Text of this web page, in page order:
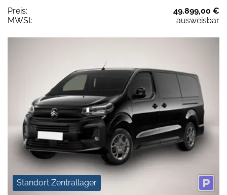
Preis:
49.899,00 €
MWSt:
ausweisbar
Standort Zentrallager